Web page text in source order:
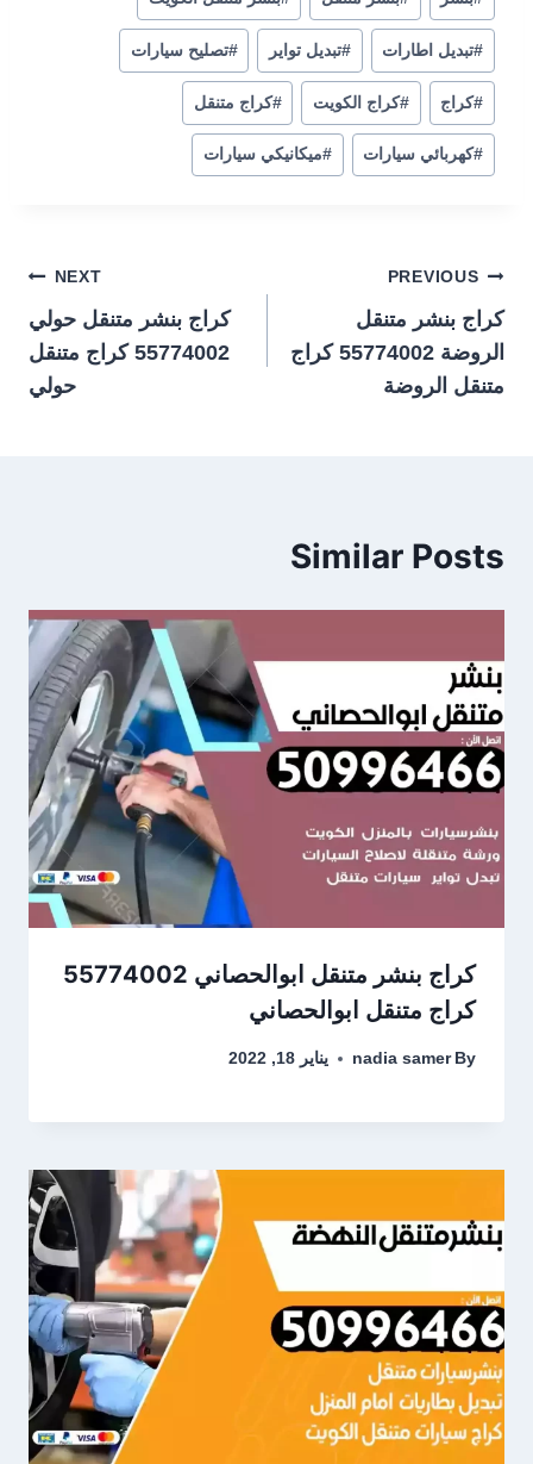
#تبديل اطارات #تبديل تواير #تصليح سيارات
#كراج #كراج الكويت #كراج متنقل
#كهربائي سيارات #ميكانيكي سيارات
تصفّح
المقالات
PREVIOUS
كراج بنشر متنقل
الروضة 55774002‬ كراج
متنقل الروضة
NEXT
كراج بنشر متنقل حولي
55774002‬ كراج متنقل
حولي
Similar Posts
كراج متنقل ابوالحصاني
By
nadia samer يناير 18, 2022